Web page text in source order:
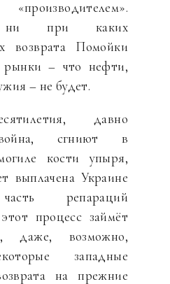
«производителем».
при каких
возврата Помойки
рынки – что нефти,
– не будет.
давно
война, сгниют в
кости упыря,
выплачена Украине
репараций
процесс займёт
даже, возможно,
западные
на прежние